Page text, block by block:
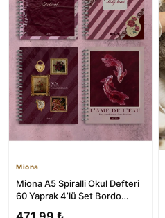
Miona
Miona A5 Spiralli Okul Defteri
60 Yaprak 4’lü Set Bordo